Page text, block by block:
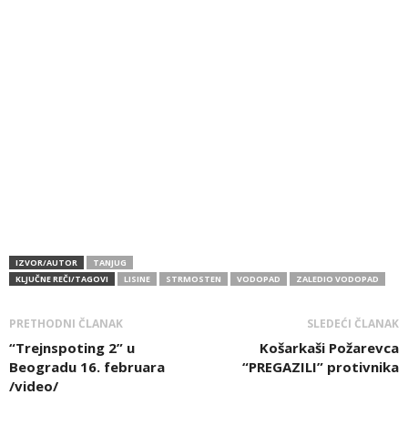
IZVOR/AUTOR
TANJUG
KLJUČNE REČI/TAGOVI
LISINE STRMOSTEN VODOPAD ZALEDIO VODOPAD
PRETHODNI ČLANAK
“Trejnspoting 2” u
Beogradu 16. februara
/video/
SLEDEĆI ČLANAK
Košarkaši Požarevca
“PREGAZILI” protivnika